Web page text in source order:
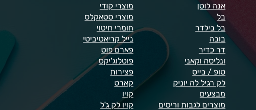
מוצרי קודי
מוצרי סטאקלס
חומרי חיטוי
נייל קריאטיביטי
פארם פוט
פוטלוג'יקס
פצירות
קארט
קויו
קויו לק ג'ל
אנה לוטן
בל
בל בילדר
בובה
דר כדיר
ונליסה וקאני
טופ / בייס
לק רגיל לה יוניק
מבצעים
מוצרים לגבות וריסים